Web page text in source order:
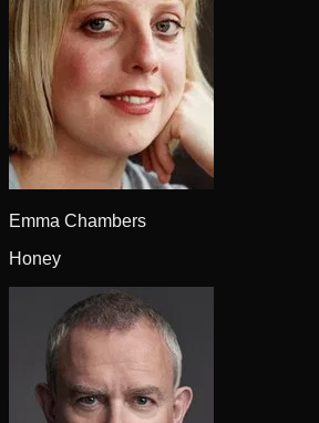
Emma Chambers
Honey